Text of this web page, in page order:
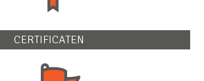
CERTIFICATEN